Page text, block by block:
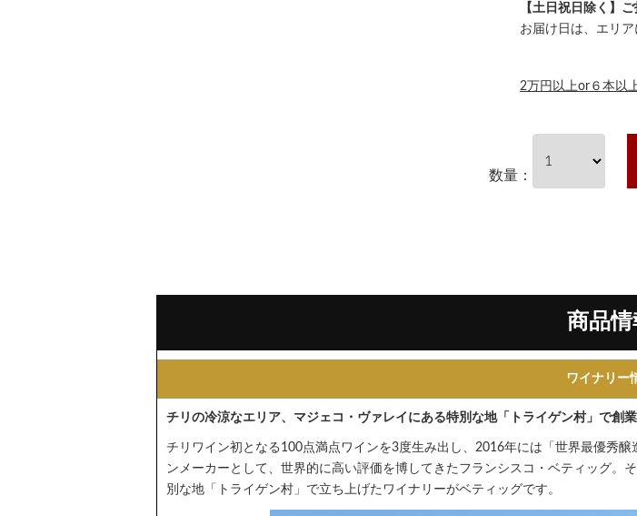
【土日祝日除く】
お届け日は、エリ
2万円以上or６本以
数量：
商品情
ワイナリー
チリの冷涼なエリア、マジェコ・ヴァレイにある特別な地「トライゲン村」で創業
チリワイン初となる100点満点ワインを3度生み出し、2016年には「世界最優秀
ンメーカーとして、世界的に高い評価を博してきたフランシスコ・ベティッグ
別な地「トライゲン村」で立ち上げたワイナリーがベティッグです。